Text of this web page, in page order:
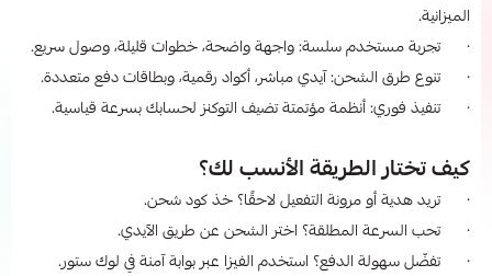
الميزانية.
· تجربة مستخدم سلسة: واجهة واضحة، خطوات قليلة، وصول سريع.
· تنوع طرق الشحن: آيدي مباشر، أكواد رقمية، وبطاقات دفع متعددة.
· تنفيذ فوري: أنظمة مؤتمتة تضيف التوكنز لحسابك بسرعة قياسية.
كيف تختار الطريقة الأنسب لك؟
· تريد هدية أو مرونة التفعيل لاحقًا؟ خذ كود شحن.
· تحب السرعة المطلقة؟ اختر الشحن عن طريق الآيدي.
· تفضّل سهولة الدفع؟ استخدم الفيزا عبر بوابة آمنة في لوك ستور.